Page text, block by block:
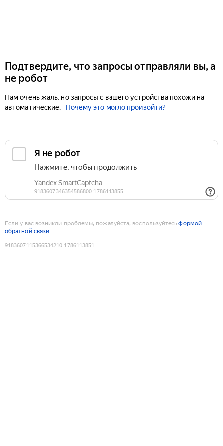
Подтвердите, что запросы отправляли вы, а
не робот
Нам очень жаль, но запросы с вашего устройства похожи на
автоматические.
Почему это могло произойти?
Если у вас возникли проблемы, пожалуйста, воспользуйтесьформой
обратной связи
9183607115366534210:1786113851